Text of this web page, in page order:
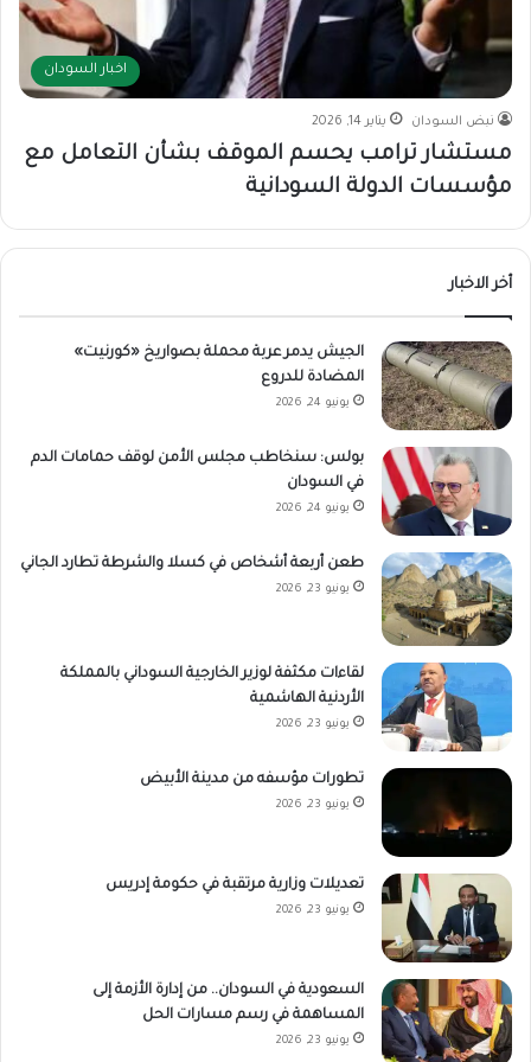
اخبار السودان
نبض السودان يناير 14, 2026
مستشار ترامب يحسم الموقف بشأن التعامل مع
مؤسسات الدولة السودانية
أخر الاخبار
الجيش يدمر عربة محملة بصواريخ «كورنيت»
المضادة للدروع
يونيو 24, 2026
بولس: سنخاطب مجلس الأمن لوقف حمامات الدم
في السودان
يونيو 24, 2026
طعن أربعة أشخاص في كسلا والشرطة تطارد الجاني
يونيو 23, 2026
لقاءات مكثفة لوزير الخارجية السوداني بالمملكة
الأردنية الهاشمية
يونيو 23, 2026
تطورات مؤسفه من مدينة الأبيض
يونيو 23, 2026
تعديلات وزارية مرتقبة في حكومة إدريس
يونيو 23, 2026
السعودية في السودان.. من إدارة الأزمة إلى
المساهمة في رسم مسارات الحل
يونيو 23, 2026